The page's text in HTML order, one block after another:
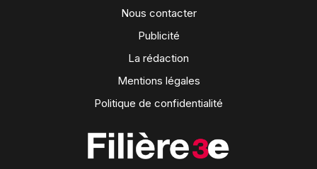
Nous contacter
Publicité
La rédaction
Mentions légales
Politique de confidentialité